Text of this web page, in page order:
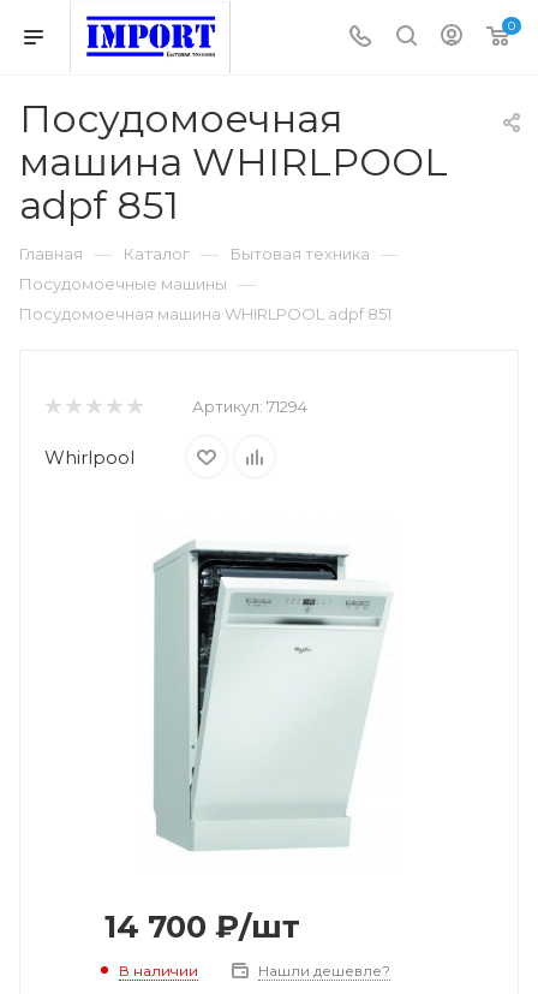
0
Посудомоечная
машина WHIRLPOOL
adpf 851
Главная — Каталог — Бытовая техника —
Посудомоечные машины —
Посудомоечная машина WHIRLPOOL adpf 851
Артикул: 71294
Whirlpool
14 700 ₽/шт
В наличии Нашли дешевле?